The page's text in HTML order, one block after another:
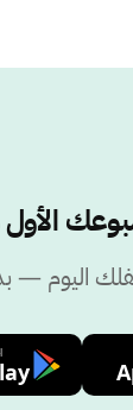
الأول
اليوم —